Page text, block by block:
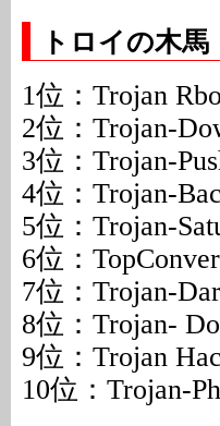
トロイの木馬
1位：Trojan
2位：Trojan-
3位：Trojan-
4位：Trojan-
5位：Trojan-
6位：
7位：Trojan-
8位：Trojan-
9位：Trojan
10位：Trojan-